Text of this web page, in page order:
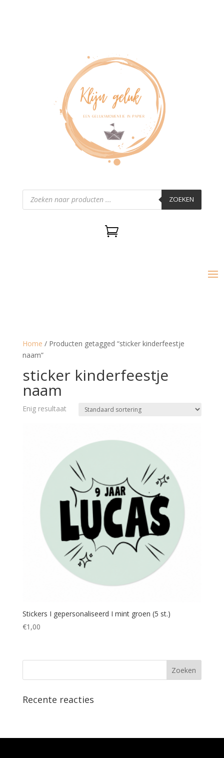
Producten
zoeken ZOEKEN

Home / Producten getagged “sticker kinderfeestje
naam”
sticker kinderfeestje
naam
Enig resultaat
Stickers I gepersonaliseerd I mint groen (5 st.)
€1,00
Recente reacties